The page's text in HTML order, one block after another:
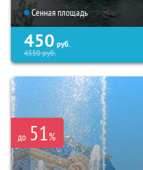
Сенная площадь
450 руб.
4550руб.
до 51%